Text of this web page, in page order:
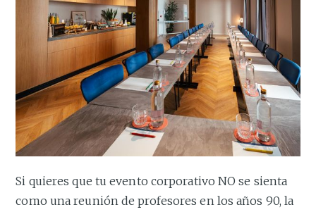
Si quieres que tu evento corporativo NO se sienta
como una reunión de profesores en los años 90, la